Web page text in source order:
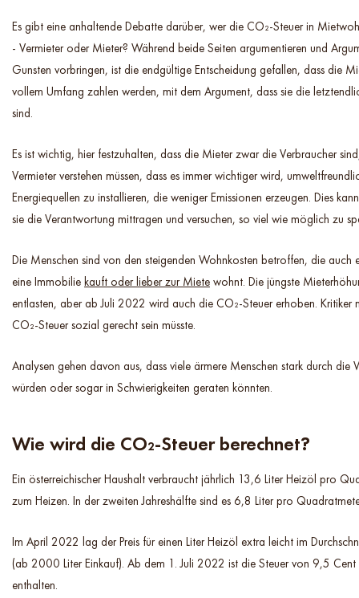
Es gibt eine anhaltende Debatte darüber, wer die CO₂-Steuer in
- Vermieter oder Mieter? Während beide Seiten argumentieren und
Gunsten vorbringen, ist die endgültige Entscheidung gefallen, dass die
vollem Umfang zahlen werden, mit dem Argument, dass sie die
sind.
Es ist wichtig, hier festzuhalten, dass die Mieter zwar die Verbraucher
Vermieter verstehen müssen, dass es immer wichtiger wird,
Energiequellen zu installieren, die weniger Emissionen erzeugen. Dies
sie die Verantwortung mittragen und versuchen, so viel wie möglich zu
Die Menschen sind von den steigenden Wohnkosten betroffen, die auch
eine Immobilie kauft oder lieber zur Miete wohnt. Die jüngste
entlasten, aber ab Juli 2022 wird auch die CO₂-Steuer erhoben. Kritiker
CO₂-Steuer sozial gerecht sein müsste.
Analysen gehen davon aus, dass viele ärmere Menschen stark durch die
würden oder sogar in Schwierigkeiten geraten könnten.
Wie wird die CO₂-Steuer berechnet?
Ein österreichischer Haushalt verbraucht jährlich 13,6 Liter Heizöl pro
zum Heizen. In der zweiten Jahreshälfte sind es 6,8 Liter pro
Im April 2022 lag der Preis für einen Liter Heizöl extra leicht im
(ab 2000 Liter Einkauf). Ab dem 1. Juli 2022 ist die Steuer von 9,5 Cent
enthalten.